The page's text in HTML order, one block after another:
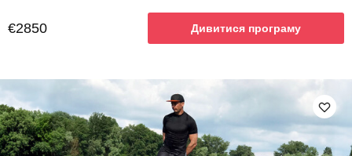
€2850 Дивитися програму